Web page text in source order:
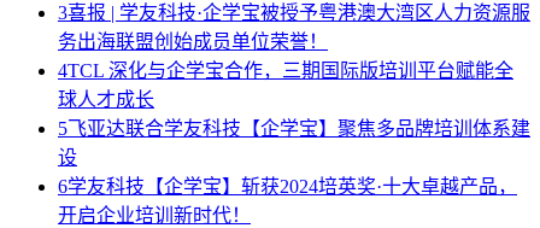
3喜报 | 学友科技·企学宝被授予粤港澳大湾区人力资源服
务出海联盟创始成员单位荣誉！
4TCL 深化与企学宝合作，三期国际版培训平台赋能全
球人才成长
5飞亚达联合学友科技【企学宝】聚焦多品牌培训体系建
设
6学友科技【企学宝】斩获2024培英奖·十大卓越产品，
开启企业培训新时代！